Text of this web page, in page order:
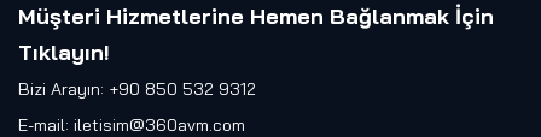
Müşteri Hizmetlerine Hemen Bağlanmak İçin
Tıklayın!
Bizi Arayın: +90 850 532 9312
E-mail: iletisim@360avm.com